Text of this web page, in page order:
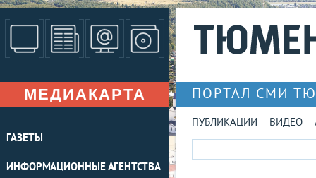
МЕДИАКАРТА
ГАЗЕТЫ
ИНФОРМАЦИОННЫЕ АГЕНТСТВА
ПОРТАЛ СМИ
ПУБЛИКАЦИИ ВИДЕО